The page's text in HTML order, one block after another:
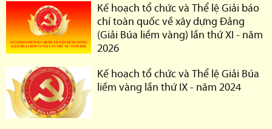
Kế hoạch tổ chức và Thể lệ Giải báo
chí toàn quốc về xây dựng Đảng
(Giải Búa liềm vàng) lần thứ XI - năm
2026
Kế hoạch tổ chức và Thể lệ Giải Búa
liềm vàng lần thứ IX - năm 2024